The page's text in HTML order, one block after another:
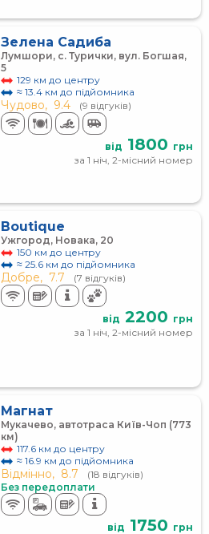
Зелена Садиба
Лумшори, с. Турички, вул. Богшая,
5
129 км до центру
≈ 13.4 км до підйомника
Чудово, 9.4 (9 відгуків)
від 1800 грн
за 1 ніч, 2-місний номер
Boutique
Ужгород, Новака, 20
150 км до центру
≈ 25.6 км до підйомника
Добре, 7.7 (7 відгуків)
від 2200 грн
за 1 ніч, 2-місний номер
Магнат
Мукачево, автотраса Київ-Чоп (773
км)
117.6 км до центру
≈ 16.9 км до підйомника
Відмінно, 8.7
(18 відгуків)
Без передоплати
від 1750 грн